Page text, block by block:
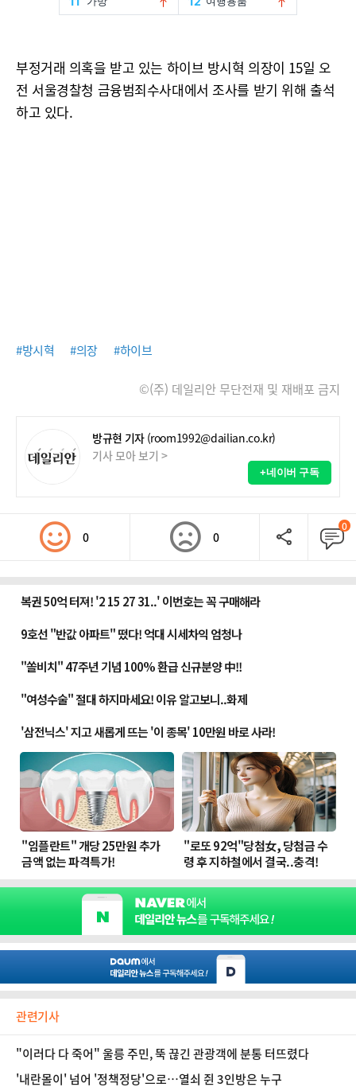
부정거래 의혹을 받고 있는 하이브 방시혁 의장이 15일 오
전 서울경찰청 금융범죄수사대에서 조사를 받기 위해 출석
하고 있다.
#방시혁 #의장 #하이브
©(주) 데일리안 무단전재 및 재배포 금지
방규현 기자 (room1992@dailian.co.kr)
기사 모아 보기 >
+네이버 구독
0 0
0
관련기사
"이러다 다 죽어" 울릉 주민, 뚝 끊긴 관광객에 분통 터뜨렸다
'내란몰이' 넘어 '정책정당'으로…열쇠 쥔 3인방은 누구